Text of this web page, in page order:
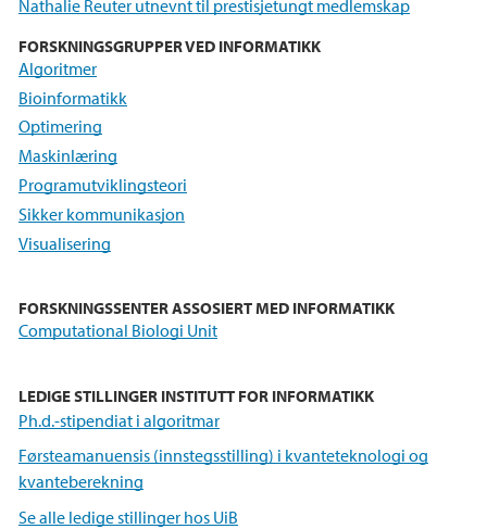
Nathalie Reuter utnevnt til prestisjetungt medlemskap
FORSKNINGSGRUPPER VED INFORMATIKK
Algoritmer
Bioinformatikk
Optimering
Maskinlæring
Programutviklingsteori
Sikker kommunikasjon
Visualisering
FORSKNINGSSENTER ASSOSIERT MED INFORMATIKK
Computational Biologi Unit
LEDIGE STILLINGER INSTITUTT FOR INFORMATIKK
Ph.d.-stipendiat i algoritmar
Førsteamanuensis (innstegsstilling) i kvanteteknologi og
kvanteberekning
Se alle ledige stillinger hos UiB